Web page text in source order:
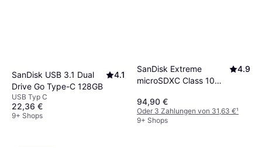
SanDisk USB 3.1 Dual
Drive Go Type-C 128GB
4.1
USB Typ C
22,36 €
9+ Shops
SanDisk Extreme
microSDXC Class 10
160/90MB/s 512GB
4.9
94,90 €
Oder 3 Zahlungen von 31,63 €¹
9+ Shops